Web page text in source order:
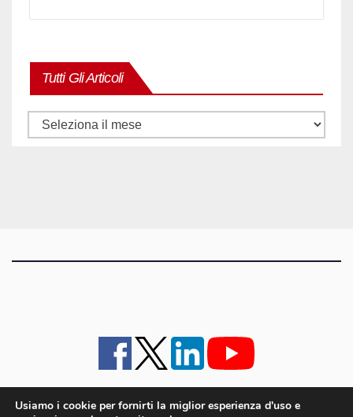
Tutti Gli Articoli
Tutti
Usiamo i cookie per fornirti la miglior esperienza d'uso e